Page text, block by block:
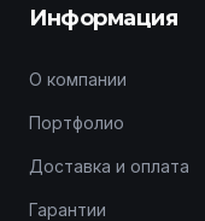
Информация
О компании
Портфолио
Доставка и оплата
Гарантии